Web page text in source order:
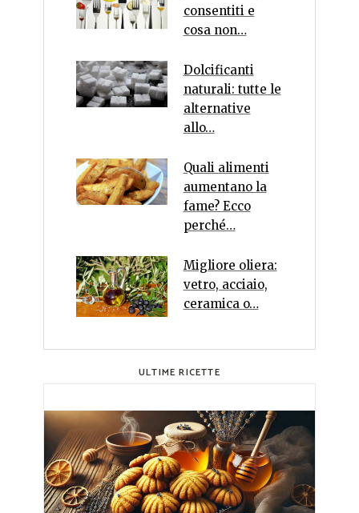
consentiti e
cosa non…
Dolcificanti
naturali: tutte le
alternative
allo…
Quali alimenti
aumentano la
fame? Ecco
perché…
Migliore oliera:
vetro, acciaio,
ceramica o…
ULTIME RICETTE